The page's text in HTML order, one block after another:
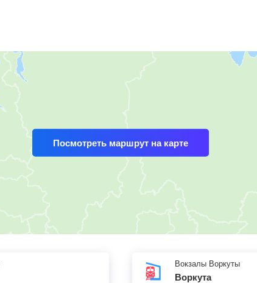
Посмотреть маршрут на карте
Вокзалы Воркуты
Воркута